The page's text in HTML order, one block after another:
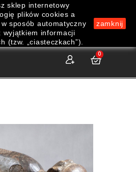
0
sklep internetowy
plików cookies a
sposób automatyczny
wyjątkiem informacji
(tzw. „ciasteczkach”).
zamknij